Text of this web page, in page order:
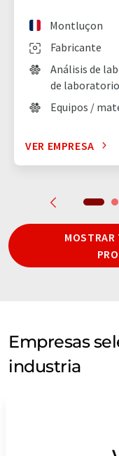
Fabricante
Montluçon
Análisis de
de laboratorio
Equipos /
VER EMPRESA
MOSTRAR
Empresas
industria